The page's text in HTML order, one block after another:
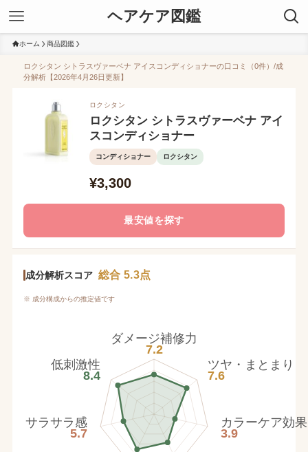
ヘアケア図鑑
ホーム 商品図鑑
ロクシタン シトラスヴァーベナ アイスコンディショナーの口コミ（0件）/成
分解析【2026年4月26日更新】
ロクシタン
ロクシタン シトラスヴァーベナ アイ
スコンディショナー
コンディショナー ロクシタン
¥3,300
最安値を探す
成分解析スコア 総合 5.3点
※ 成分構成からの推定値です
ダメージ補修力
7.2
ツヤ・まとまり
7.6
カラーケア効果
3.9
サラサラ感
5.7
低刺激性
8.4